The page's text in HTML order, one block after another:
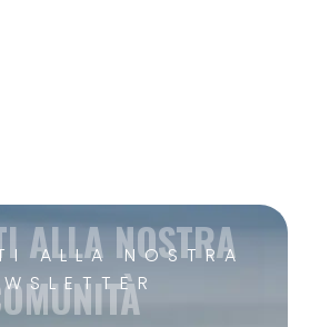
ALLA NOSTRA
ALLA NOSTRA